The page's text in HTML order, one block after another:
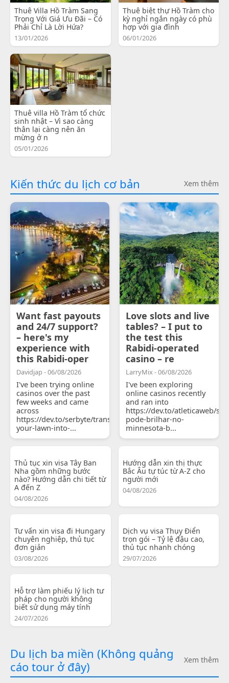
Thuê Villa Hồ Tràm Sang
Trọng Với Giá Ưu Đãi – Có
Phải Chỉ Là Lời Hứa?
13/01/2026
Thuê biệt thự Hồ Tràm cho
kỳ nghỉ ngắn ngày có phù
hợp với gia đình
06/01/2026
Thuê villa Hồ Tràm tổ chức
sinh nhật – Vì sao càng
thân lại càng nên ăn
mừng ở n
05/01/2026
Kiến thức du lịch cơ bản Xem thêm
Want fast payouts
and 24/7 support?
– here's my
experience with
this Rabidi-oper
Davidjap - 06/08/2026
I've been trying online
casinos over the past
few weeks and came
across
https://dev.to/serbyte/transform-
your-lawn-into-...
Love slots and live
tables? – I put to
the test this
Rabidi-operated
casino – re
LarryMix - 06/08/2026
I've been exploring
online casinos recently
and ran into
https://dev.to/atleticaweb/
pode-brilhar-no-
minnesota-b...
Thủ tục xin visa Tây Ban
Nha gồm những bước
nào? Hướng dẫn chi tiết từ
A đến Z
04/08/2026
Hướng dẫn xin thị thực
Bắc Âu tự túc từ A-Z cho
người mới
04/08/2026
Tư vấn xin visa đi Hungary
chuyên nghiệp, thủ tục
đơn giản
03/08/2026
Dịch vụ visa Thụy Điển
trọn gói – Tỷ lệ đậu cao,
thủ tục nhanh chóng
29/07/2026
Hỗ trợ làm phiếu lý lịch tư
pháp cho người không
biết sử dụng máy tính
24/07/2026
Du lịch ba miền (Không quảng
cáo tour ở đây)
Xem thêm